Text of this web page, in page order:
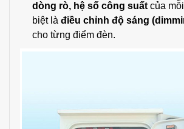
dòng rò, hệ số công suất của
biệt là điều chỉnh độ sáng
cho từng điểm đèn.